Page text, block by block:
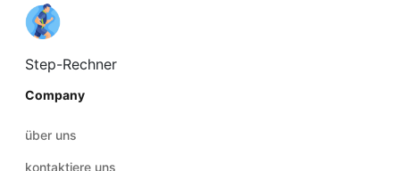
Step-Rechner
Company
über uns
kontaktiere uns